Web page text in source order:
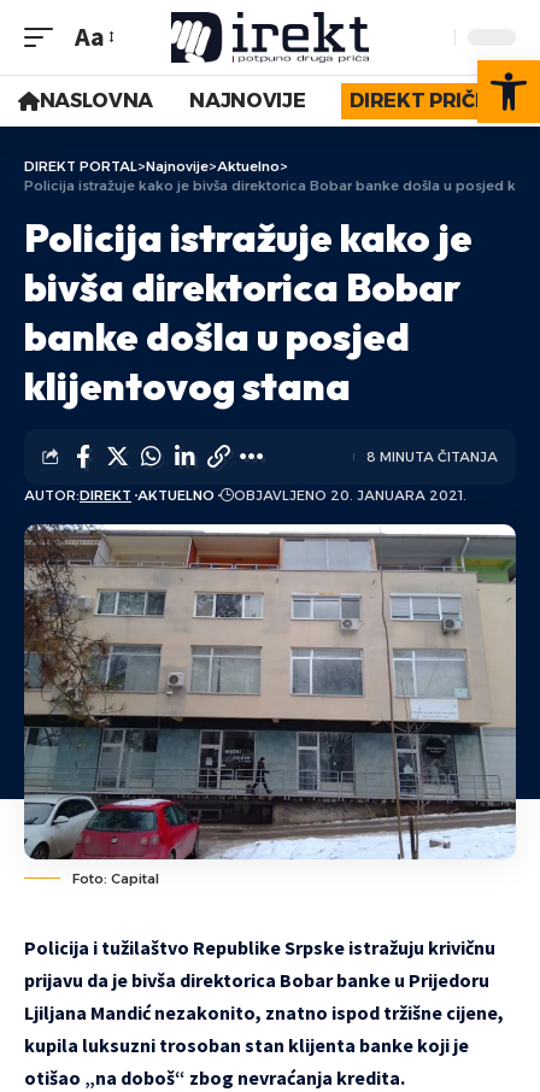
Aa
NASLOVNA NAJNOVIJE DIREKT PRIČE
DIREKT PORTAL>Najnovije>Aktuelno>
Policija istražuje kako je bivša direktorica Bobar banke došla u posjed
Policija istražuje kako je
bivša direktorica Bobar
banke došla u posjed
klijentovog stana
AUTOR:DIREKT AKTUELNO OBJAVLJENO 20. JANUARA 2021.
8 MINUTA ČITANJA
Foto: Capital
Policija i tužilaštvo Republike Srpske istražuju krivičnu
prijavu da je bivša direktorica Bobar banke u Prijedoru
Ljiljana Mandić nezakonito, znatno ispod tržišne cijene,
kupila luksuzni trosoban stan klijenta banke koji je
otišao „na doboš“ zbog nevraćanja kredita.